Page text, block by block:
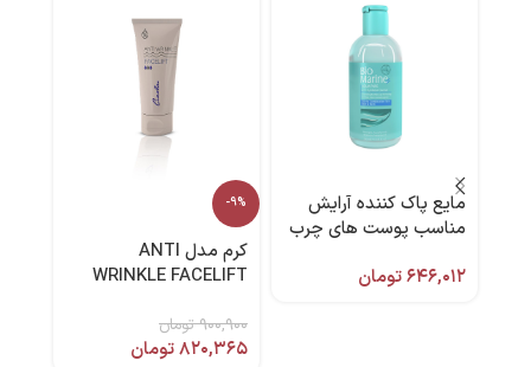
مایع پاک کننده آرایش
مناسب پوست های چرب
بایومارین
۶۴۶,۰۱۲تومان
-9%
کرم مدل ANTI
WRINKLE FACELIFT
۹۰۰,۹۰۰تومان
۸۲۰,۳۶۵تومان